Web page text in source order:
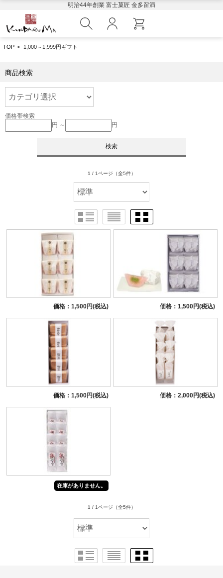
明治44年創業 富士菓匠 金多留満
TOP > 1,000～1,999円ギフト
商品検索
価格帯検索
円 ～
円
1 / 1ページ （全5件）
価格：1,500円(税込) 価格：1,500円(税込)
価格：1,500円(税込) 価格：2,000円(税込)
在庫がありません。
1 / 1ページ （全5件）